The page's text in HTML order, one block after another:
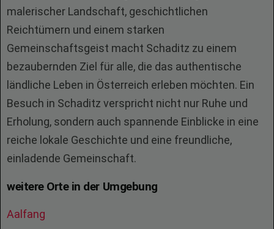
malerischer Landschaft, geschichtlichen
Reichtümern und einem starken
Gemeinschaftsgeist macht Schaditz zu einem
bezaubernden Ziel für alle, die das authentische
ländliche Leben in Österreich erleben möchten. Ein
Besuch in Schaditz verspricht nicht nur Ruhe und
Erholung, sondern auch spannende Einblicke in eine
reiche lokale Geschichte und eine freundliche,
einladende Gemeinschaft.
weitere Orte in der Umgebung
Aalfang